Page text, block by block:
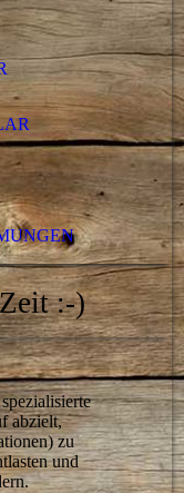
:-)
abzielt,
zu
und